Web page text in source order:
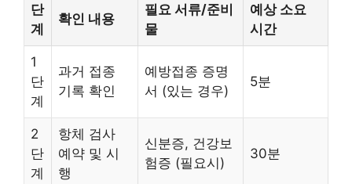
단
계
확인 내용
필요 서류/준비
물
예상 소요
시간
1
단
계
과거 접종
기록 확인
예방접종 증명
서 (있는 경우)
5분
2
단
계
항체 검사
예약 및 시
행
신분증, 건강보
험증 (필요시)
30분